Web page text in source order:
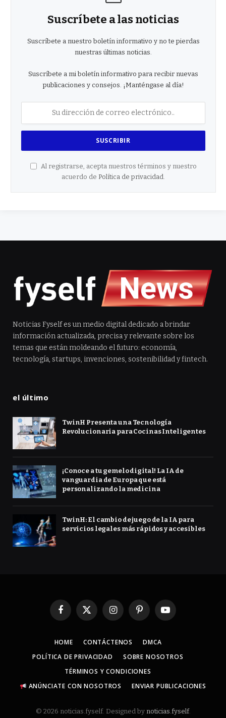
Suscríbete a las noticias
Suscríbete a nuestro boletín informativo y no te pierdas
nuestras últimas noticias.
Suscríbete a mi boletín informativo para recibir nuevas
publicaciones y consejos. ¡Manténgase al día!
Al registrarse, acepta nuestros términos y nuestro
acuerdo de Política de privacidad
Noticias Fyself es un medio digital dedicado a brindar
información actualizada, precisa y relevante sobre los
temas que están moldeando el futuro: economía,
tecnología, startups, invenciones, sostenibilidad y fintech.
el último
TwinH Presenta una Tecnología
Revolucionaria para Cocinas Inteligentes
¡Conoce a tu gemelo digital! La IA de
vanguardia de Europa que está
personalizando la medicina
TwinH: El cambio de juego de la IA para
servicios legales más rápidos y accesibles
Facebook
X
InstagramPinterestYouTube
HOME CONTÁCTENOS
DMCA
POLÍTICA DE PRIVACIDAD
SOBRE NOSOTROS
TÉRMINOS Y CONDICIONES
ANÚNCIATE CON NOSOTROS
ENVIAR PUBLICACIONES
© 2026 noticias.fyself. Designed by noticias.fyself.